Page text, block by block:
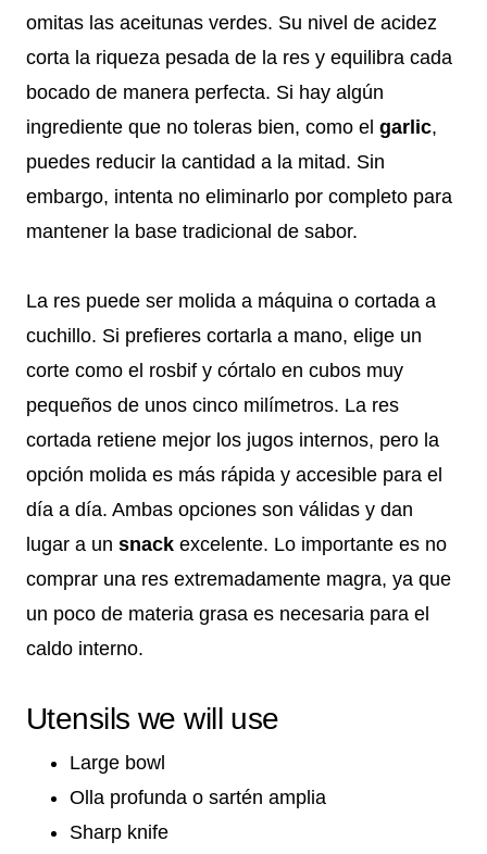
omitas las aceitunas verdes. Su nivel de acidez
corta la riqueza pesada de la res y equilibra cada
bocado de manera perfecta. Si hay algún
ingrediente que no toleras bien, como el garlic,
puedes reducir la cantidad a la mitad. Sin
embargo, intenta no eliminarlo por completo para
mantener la base tradicional de sabor.
La res puede ser molida a máquina o cortada a
cuchillo. Si prefieres cortarla a mano, elige un
corte como el rosbif y córtalo en cubos muy
pequeños de unos cinco milímetros. La res
cortada retiene mejor los jugos internos, pero la
opción molida es más rápida y accesible para el
día a día. Ambas opciones son válidas y dan
lugar a un snack excelente. Lo importante es no
comprar una res extremadamente magra, ya que
un poco de materia grasa es necesaria para el
caldo interno.
Utensils we will use
Large bowl
Olla profunda o sartén amplia
Sharp knife